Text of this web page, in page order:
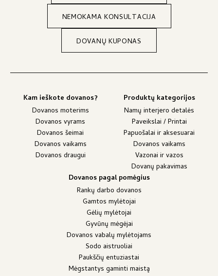
NEMOKAMA KONSULTACIJA
DOVANŲ KUPONAS
Kam ieškote dovanos?
Dovanos moterims
Dovanos vyrams
Dovanos šeimai
Dovanos vaikams
Dovanos draugui
Produktų kategorijos
Namų interjero detalės
Paveikslai / Printai
Papuošalai ir aksesuarai
Dovanos vaikams
Vazonai ir vazos
Dovanų pakavimas
Dovanos pagal pomėgius
Rankų darbo dovanos
Gamtos mylėtojai
Gėlių mylėtojai
Gyvūnų mėgėjai
Dovanos vabalų mylėtojams
Sodo aistruoliai
Paukščių entuziastai
Mėgstantys gaminti maistą